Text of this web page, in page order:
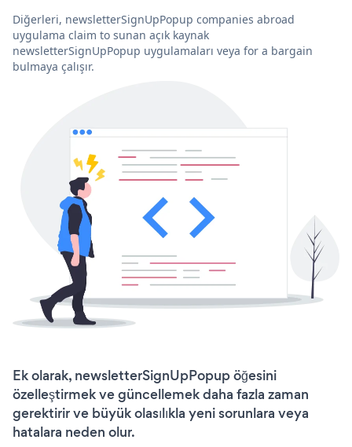
Diğerleri, newsletterSignUpPopup companies abroad
uygulama claim to sunan açık kaynak
newsletterSignUpPopup uygulamaları veya for a bargain
bulmaya çalışır.
Ek olarak, newsletterSignUpPopup öğesini
özelleştirmek ve güncellemek daha fazla zaman
gerektirir ve büyük olasılıkla yeni sorunlara veya
hatalara neden olur.